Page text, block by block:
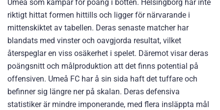
Umeå som kämpar för poäng i botten. Helsingborg har inte
riktigt hittat formen hittills och ligger för närvarande i
mittenskiktet av tabellen. Deras senaste matcher har
blandats med vinster och oavgjorda resultat, vilket
återspeglar en viss osäkerhet i spelet. Däremot visar deras
poängsnitt och målproduktion att det finns potential på
offensiven. Umeå FC har å sin sida haft det tuffare och
befinner sig längre ner på skalan. Deras defensiva
statistiker är mindre imponerande, med flera insläppta mål